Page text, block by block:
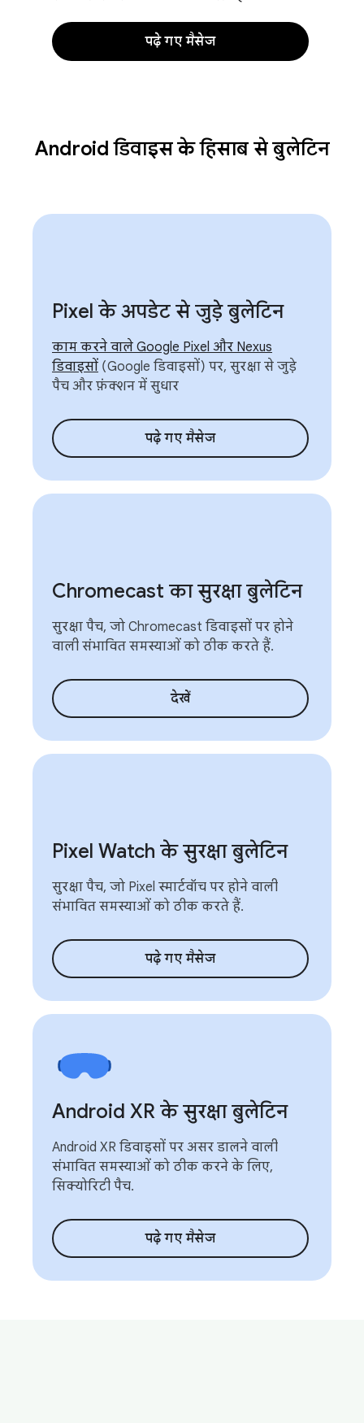
पढ़े गए मैसेज
Android डिवाइस के हिसाब से बुलेटिन
Pixel के अपडेट से जुड़े बुलेटिन
काम करने वाले Google Pixel और Nexus
डिवाइसों (Google डिवाइसों) पर, सुरक्षा से जुड़े
पैच और फ़ंक्शन में सुधार
पढ़े गए मैसेज
Chromecast का सुरक्षा बुलेटिन
सुरक्षा पैच, जो Chromecast डिवाइसों पर होने
वाली संभावित समस्याओं को ठीक करते हैं.
देखें
Pixel Watch के सुरक्षा बुलेटिन
सुरक्षा पैच, जो Pixel स्मार्टवॉच पर होने वाली
संभावित समस्याओं को ठीक करते हैं.
पढ़े गए मैसेज
Android XR के सुरक्षा बुलेटिन
Android XR डिवाइसों पर असर डालने वाली
संभावित समस्याओं को ठीक करने के लिए,
सिक्योरिटी पैच.
पढ़े गए मैसेज